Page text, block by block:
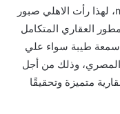
، لهذا رأت الاهلي صبور
العقاري المتكامل
سمعة طيبة سواء علي
وذلك من أجل
متميزة وتحقيقًا